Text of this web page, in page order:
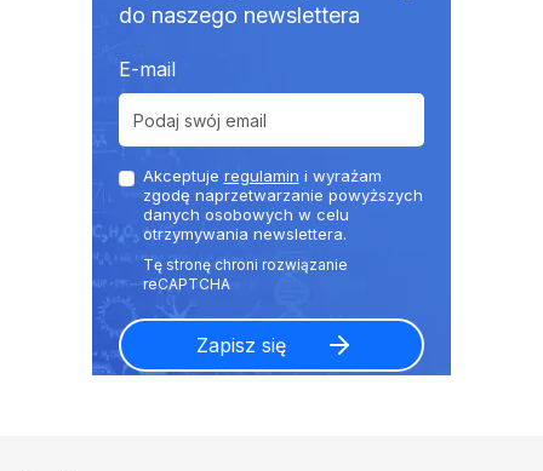
do naszego newslettera
E-mail
Akceptuje regulamin i wyrażam
zgodę naprzetwarzanie powyższych
danych osobowych w celu
otrzymywania newslettera.